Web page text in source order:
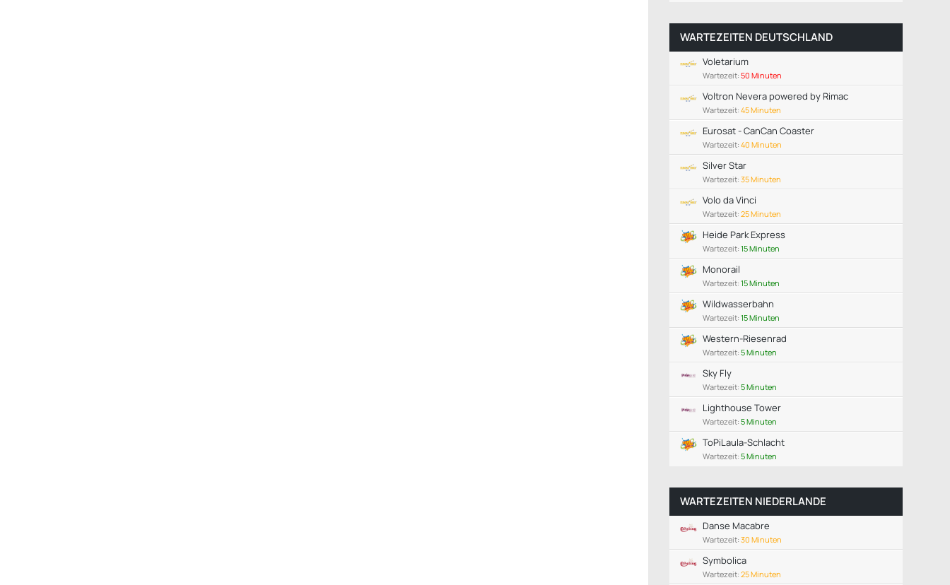
WARTEZEITEN DEUTSCHLAND
Voletarium
Wartezeit: 50 Minuten
Voltron Nevera powered by Rimac
Wartezeit: 45 Minuten
Eurosat - CanCan Coaster
Wartezeit: 40 Minuten
Silver Star
Wartezeit: 35 Minuten
Volo da Vinci
Wartezeit: 25 Minuten
Heide Park Express
Wartezeit: 15 Minuten
Monorail
Wartezeit: 15 Minuten
Wildwasserbahn
Wartezeit: 15 Minuten
Western-Riesenrad
Wartezeit: 5 Minuten
Sky Fly
Wartezeit: 5 Minuten
Lighthouse Tower
Wartezeit: 5 Minuten
ToPiLaula-Schlacht
Wartezeit: 5 Minuten
WARTEZEITEN NIEDERLANDE
Danse Macabre
Wartezeit: 30 Minuten
Symbolica
Wartezeit: 25 Minuten